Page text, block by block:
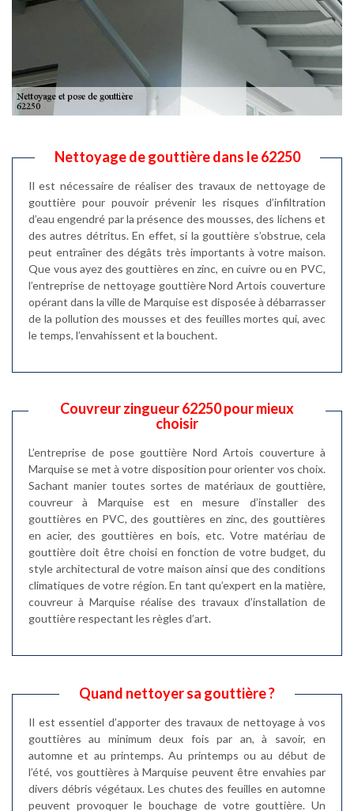
Nettoyage de gouttière dans le 62250
Il est nécessaire de réaliser des travaux de nettoyage de
gouttière pour pouvoir prévenir les risques d’infiltration
d’eau engendré par la présence des mousses, des lichens et
des autres détritus. En effet, si la gouttière s’obstrue, cela
peut entraîner des dégâts très importants à votre maison.
Que vous ayez des gouttières en zinc, en cuivre ou en PVC,
l’entreprise de nettoyage gouttière Nord Artois couverture
opérant dans la ville de Marquise est disposée à débarrasser
de la pollution des mousses et des feuilles mortes qui, avec
le temps, l’envahissent et la bouchent.
Couvreur zingueur 62250 pour mieux
choisir
L’entreprise de pose gouttière Nord Artois couverture à
Marquise se met à votre disposition pour orienter vos choix.
Sachant manier toutes sortes de matériaux de gouttière,
couvreur à Marquise est en mesure d’installer des
gouttières en PVC, des gouttières en zinc, des gouttières
en acier, des gouttières en bois, etc. Votre matériau de
gouttière doit être choisi en fonction de votre budget, du
style architectural de votre maison ainsi que des conditions
climatiques de votre région. En tant qu’expert en la matière,
couvreur à Marquise réalise des travaux d’installation de
gouttière respectant les règles d’art.
Quand nettoyer sa gouttière ?
Il est essentiel d’apporter des travaux de nettoyage à vos
gouttières au minimum deux fois par an, à savoir, en
automne et au printemps. Au printemps ou au début de
l’été, vos gouttières à Marquise peuvent être envahies par
divers débris végétaux. Les chutes des feuilles en automne
peuvent provoquer le bouchage de votre gouttière. Un